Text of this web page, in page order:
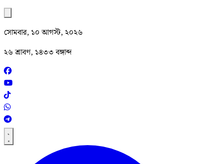
সোমবার, ১০ আগস্ট, ২০২৬
২৬ শ্রাবণ, ১৪৩৩ বঙ্গাব্দ